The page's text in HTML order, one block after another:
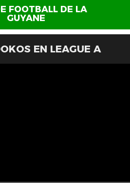
FOOTBALL DE LA
GUYANE
EN LEAGUE A